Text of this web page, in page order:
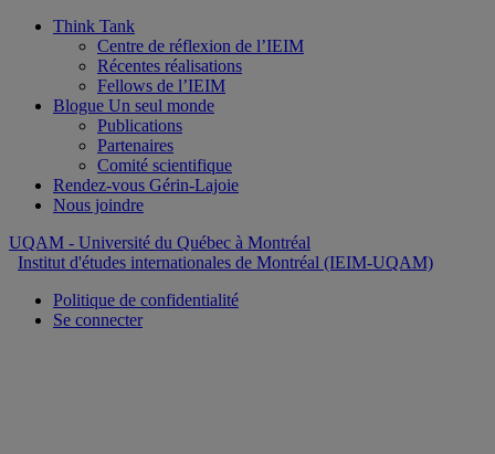
Think Tank
Centre de réflexion de l’IEIM
Récentes réalisations
Fellows de l’IEIM
Blogue Un seul monde
Publications
Partenaires
Comité scientifique
Rendez-vous Gérin-Lajoie
Nous joindre
UQAM - Université du Québec à Montréal
Institut d'études internationales de Montréal (IEIM-UQAM)
Politique de confidentialité
Se connecter